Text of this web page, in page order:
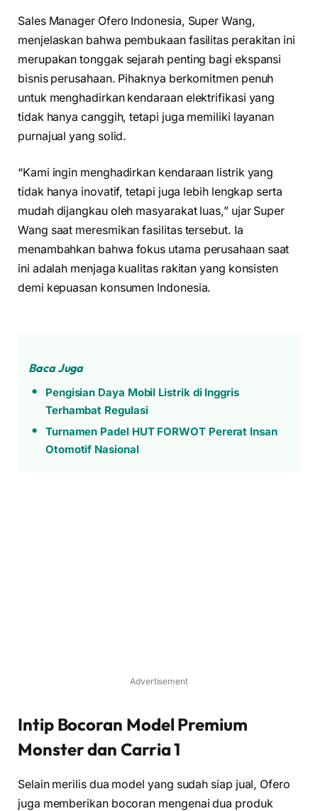
Sales Manager Ofero Indonesia, Super Wang,
menjelaskan bahwa pembukaan fasilitas perakitan ini
merupakan tonggak sejarah penting bagi ekspansi
bisnis perusahaan. Pihaknya berkomitmen penuh
untuk menghadirkan kendaraan elektrifikasi yang
tidak hanya canggih, tetapi juga memiliki layanan
purnajual yang solid.
“Kami ingin menghadirkan kendaraan listrik yang
tidak hanya inovatif, tetapi juga lebih lengkap serta
mudah dijangkau oleh masyarakat luas,” ujar Super
Wang saat meresmikan fasilitas tersebut. Ia
menambahkan bahwa fokus utama perusahaan saat
ini adalah menjaga kualitas rakitan yang konsisten
demi kepuasan konsumen Indonesia.
Baca Juga
Pengisian Daya Mobil Listrik di Inggris
Terhambat Regulasi
Turnamen Padel HUT FORWOT Pererat Insan
Otomotif Nasional
Advertisement
Intip Bocoran Model Premium
Monster dan Carria 1
Selain merilis dua model yang sudah siap jual, Ofero
juga memberikan bocoran mengenai dua produk